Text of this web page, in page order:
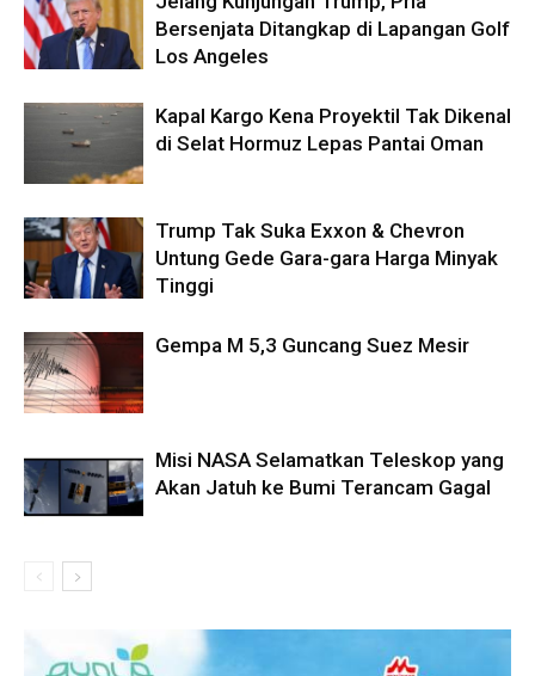
Bersenjata Ditangkap di Lapangan Golf
Los Angeles
Kapal Kargo Kena Proyektil Tak Dikenal
di Selat Hormuz Lepas Pantai Oman
Trump Tak Suka Exxon & Chevron
Untung Gede Gara-gara Harga Minyak
Tinggi
Gempa M 5,3 Guncang Suez Mesir
Misi NASA Selamatkan Teleskop yang
Akan Jatuh ke Bumi Terancam Gagal